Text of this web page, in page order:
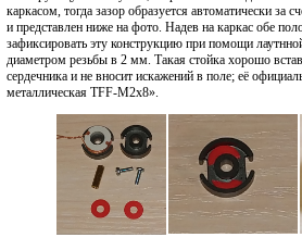
каркасом, тогда зазор образуется автоматически за
и представлен ниже на фото. Надев на каркас обе
зафиксировать эту конструкцию при помощи
диаметром резьбы в 2 мм. Такая стойка хорошо
сердечника и не вносит искажений в поле; её
металлическая TFF-M2x8».